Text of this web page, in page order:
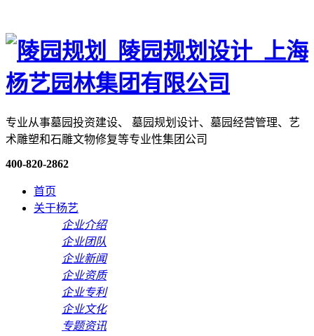
专业从事墓园投资建设、 墓园规划设计、墓园经营管理、艺
术雕塑和石雕文物修复等专业性集团公司
400-820-2862
首页
关于杨艺
企业介绍
企业团队
企业新闻
企业资质
企业专利
企业文化
专题资讯